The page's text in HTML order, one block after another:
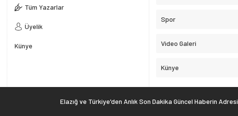
Tüm Yazarlar
Üyelik
Künye
Spor
Video Galeri
Künye
Elazığ ve Türkiye'den Anlık Son Dakika Güncel Haberin Adresi